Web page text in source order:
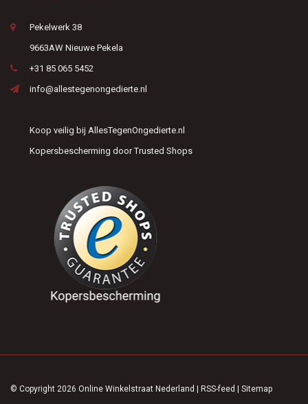
Pekelwerk 38
9663AW Nieuwe Pekela
+31 85 065 5452
info@allestegenongedierte.nl
Koop veilig bij AllesTegenOngedierte.nl
Kopersbescherming door Trusted Shops
© Copyright 2026 Online Winkelstraat Nederland | RSS-feed | Sitemap